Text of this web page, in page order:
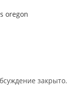
oregon
закрыто.